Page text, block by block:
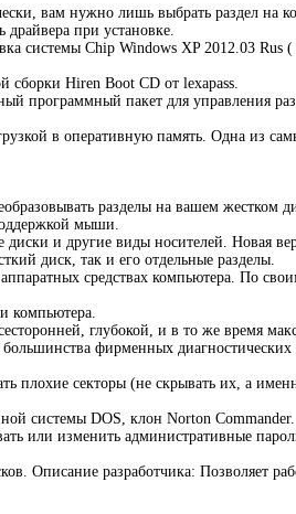
вам нужно лишь выбрать раздел на
драйвера при установке.
системы Chip Windows XP 2012.03 Rus
сборки Hiren Boot CD от lexapass.
программный пакет для управления
в оперативную память. Одна из
разделы на вашем жестком
мыши.
диски и другие виды носителей. Новая
диск, так и его отдельные разделы.
средствах компьютера. По
компьютера.
глубокой, и в то же время
фирменных диагностических
плохие секторы (не скрывать их, а
системы DOS, клон Norton Commander.
или изменить административные
Описание разработчика: Позволяет